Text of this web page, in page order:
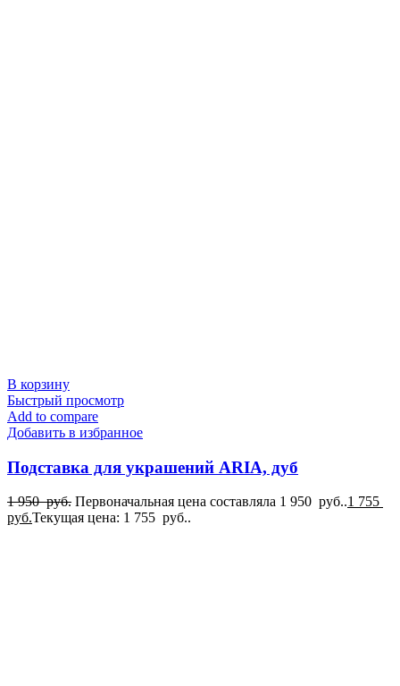
В корзину
Быстрый просмотр
Add to compare
Добавить в избранное
Подставка для украшений ARIA, дуб
1 950руб. Первоначальная цена составляла 1 950 руб..1 755
руб.Текущая цена: 1 755 руб..